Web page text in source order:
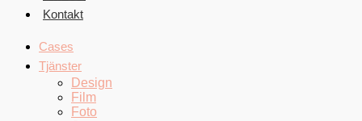
Kontakt
Cases
Tjänster
Design
Film
Foto